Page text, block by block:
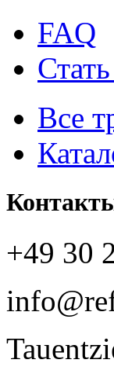
FAQ
Все
+49 30